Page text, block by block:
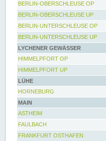
BERLIN-OBERSCHLEUSE OP
BERLIN-OBERSCHLEUSE UP
BERLIN-UNTERSCHLEUSE OP
BERLIN-UNTERSCHLEUSE UP
LYCHENER GEWÄSSER
HIMMELPFORT OP
HIMMELPFORT UP
LÜHE
HORNEBURG
MAIN
ASTHEIM
FAULBACH
FRANKFURT OSTHAFEN